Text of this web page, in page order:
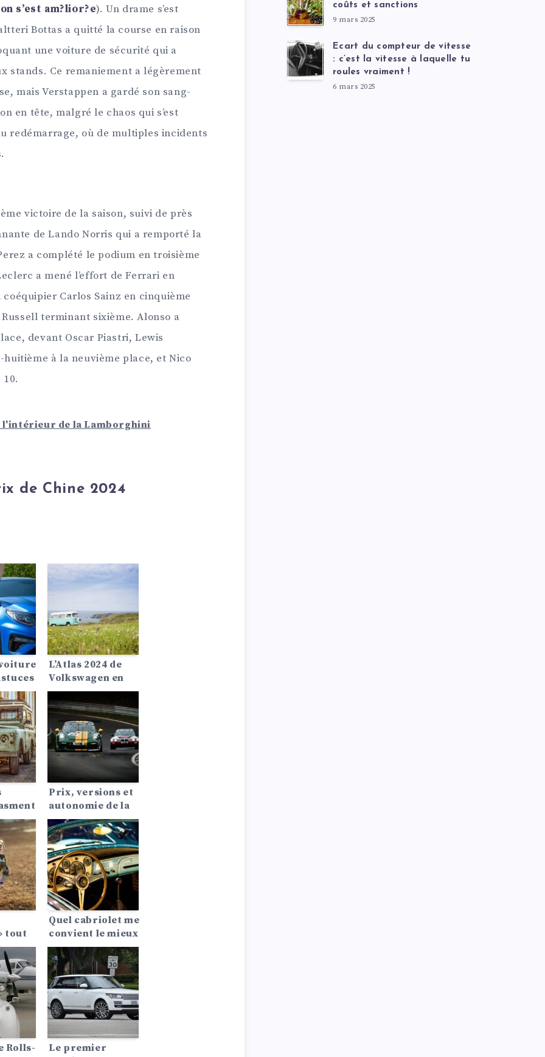
s’est am?lior?e). Un drame s’est
Bottas a quitté la course en raison
une voiture de sécurité qui a
stands. Ce remaniement a légèrement
mais Verstappen a gardé son sang-
en tête, malgré le chaos qui s’est
redémarrage, où de multiples incidents
victoire de la saison, suivi de près
de Lando Norris qui a remporté la
a complété le podium en troisième
a mené l’effort de Ferrari en
Carlos Sainz en cinquième
terminant sixième. Alonso a
devant Oscar Piastri, Lewis
à la neuvième place, et Nico
l'intérieur de la Lamborghini
de Chine 2024
L’Atlas 2024 de
Volkswagen en
détail :
Performances,
spécifications,
intérieur et
technologie
ce
Prix, versions et
autonomie de la
Porsche Macan
EV 2024
tout
la
nous
Quel cabriolet me
convient le mieux
?
Rolls-
Le premier
coûts et sanctions
9 mars 2025
Ecart du compteur de vitesse
: c’est la vitesse à laquelle tu
roules vraiment !
6 mars 2025